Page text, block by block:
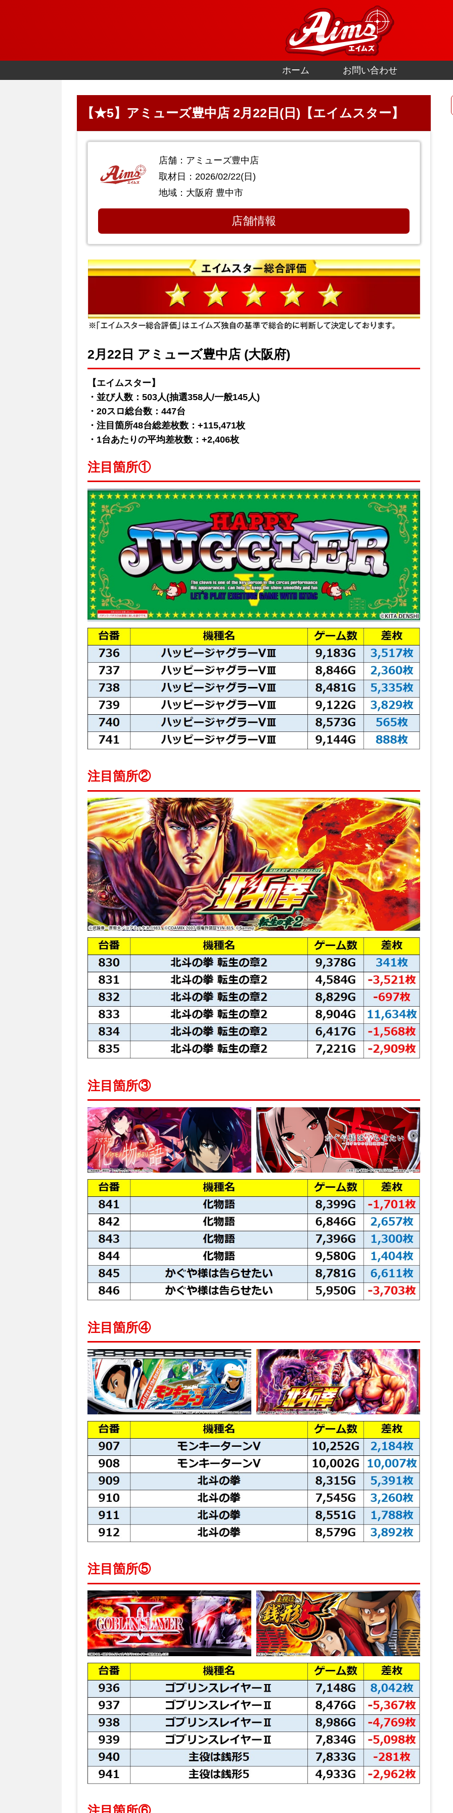
ホーム お問い合わせ
【★5】アミューズ豊中店 2月22日(日)【エイムスター】
店舗：アミューズ豊中店
取材日：2026/02/22(日)
地域：大阪府 豊中市
店舗情報
2月22日 アミューズ豊中店 (大阪府)
【エイムスター】
・並び人数：503人(抽選358人/一般145人)
・20スロ総台数：447台
・注目箇所48台総差枚数：+115,471枚
・1台あたりの平均差枚数：+2,406枚
注目箇所①
注目箇所②
注目箇所③
注目箇所④
注目箇所⑤